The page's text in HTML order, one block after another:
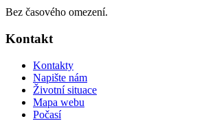
Bez časového omezení.
Kontakt
Kontakty
Napište nám
Životní situace
Mapa webu
Počasí